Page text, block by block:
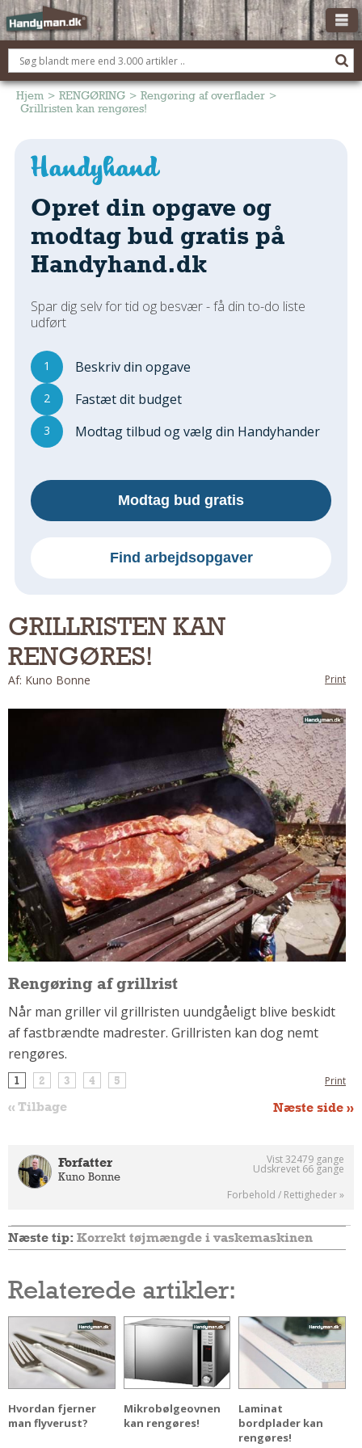
OM HANDYMAN.DK
FÅ 3 TILBUD
TØMRER/SNEDKER
Montage Og Nybyg
Reparation Og Vedligehold
Alt Om Køkkenet
Om Materialer
Andet
Regler Og Love
Udskiftning Og Montage
Om Materialer
Tips Og Tests
Montage Og Udskiftning
Reparation Og Vedligehold
Udendørs
Kan Det Males?
MURER
GLARMESTER
Udskiftning Og Montage
Om Materialer
HANDYMAN
Tips Og Tricks
Kemi
Andet
Båd
GARTNER
Beplantning
Belægning
Skadedyr
Om Værktøj
Andet
Pletleksikon
Hjem > RENGØRING > Rengøring af overflader >
Grillristen kan rengøres!
Opret din opgave og
modtag bud gratis på
Handyhand.dk
Spar dig selv for tid og besvær - få din to-do liste
udført
1 Beskriv din opgave
2 Fastæt dit budget
3 Modtag tilbud og vælg din Handyhander
Modtag bud gratis
Find arbejdsopgaver
GRILLRISTEN KAN
RENGØRES!
Af: Kuno Bonne Print
Rengøring af grillrist
Når man griller vil grillristen uundgåeligt blive beskidt
af fastbrændte madrester. Grillristen kan dog nemt
rengøres.
1 2 3 4 5
« Tilbage Næste side »
Print
Forfatter
Kuno Bonne
Vist 32479 gange
Udskrevet 66 gange
Forbehold / Rettigheder »
Næste tip: Korrekt tøjmængde i vaskemaskinen
Relaterede artikler:
Hvordan fjerner
man flyverust?
Mikrobølgeovnen
kan rengøres!
Laminat
bordplader kan
rengøres!